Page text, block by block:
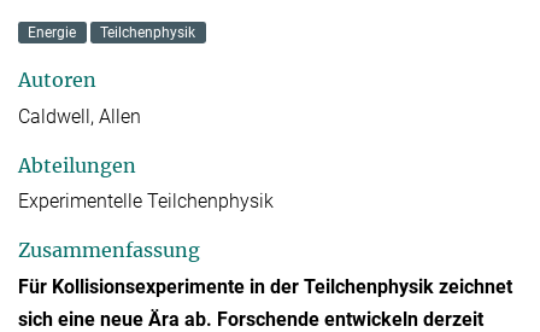
Energie Teilchenphysik
Autoren
Caldwell, Allen
Abteilungen
Experimentelle Teilchenphysik
Zusammenfassung
Für Kollisionsexperimente in der Teilchenphysik zeichnet
sich eine neue Ära ab. Forschende entwickeln derzeit